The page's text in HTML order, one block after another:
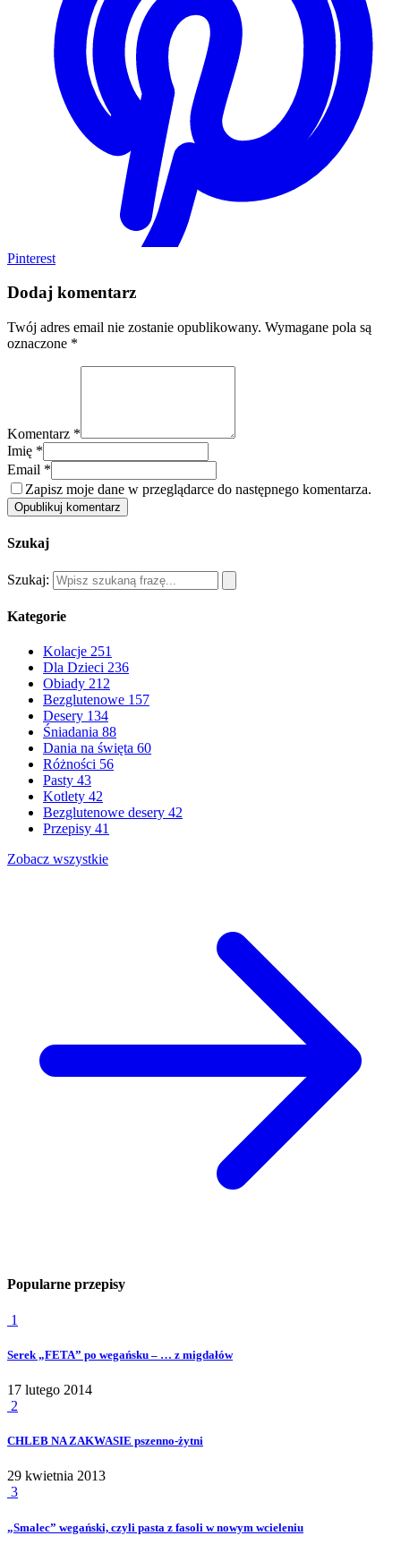
Pinterest
Dodaj komentarz
Twój adres email nie zostanie opublikowany. Wymagane pola są
oznaczone *
Komentarz *
Imię *
Email *
Zapisz moje dane w przeglądarce do następnego komentarza.
Opublikuj komentarz
Szukaj
Szukaj:
Kategorie
Kolacje 251
Dla Dzieci 236
Obiady 212
Bezglutenowe 157
Desery 134
Śniadania 88
Dania na święta 60
Różności 56
Pasty 43
Kotlety 42
Bezglutenowe desery 42
Przepisy 41
Zobacz wszystkie
Popularne przepisy
1
Serek „FETA” po wegańsku – … z migdałów
17 lutego 2014
2
CHLEB NA ZAKWASIE pszenno-żytni
29 kwietnia 2013
3
„Smalec” wegański, czyli pasta z fasoli w nowym wcieleniu